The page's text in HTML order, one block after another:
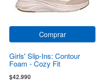
Comprar
Girls' Slip-Ins: Contour
Foam - Cozy Fit
$42.990